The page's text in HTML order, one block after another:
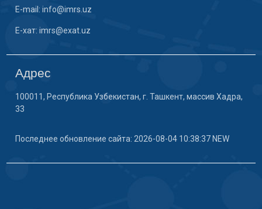
E-mail: info@imrs.uz
E-хат: imrs@exat.uz
Адрес
100011, Республика Узбекистан, г. Ташкент, массив Хадра,
33
Последнее обновление сайта: 2026-08-04 10:38:37 NEW